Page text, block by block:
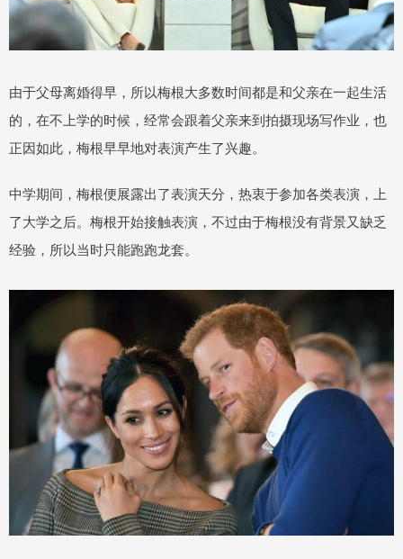
由于父母离婚得早，所以梅根大多数时间都是和父亲在一起生活
的，在不上学的时候，经常会跟着父亲来到拍摄现场写作业，也
正因如此，梅根早早地对表演产生了兴趣。
中学期间，梅根便展露出了表演天分，热衷于参加各类表演，上
了大学之后。梅根开始接触表演，不过由于梅根没有背景又缺乏
经验，所以当时只能跑跑龙套。